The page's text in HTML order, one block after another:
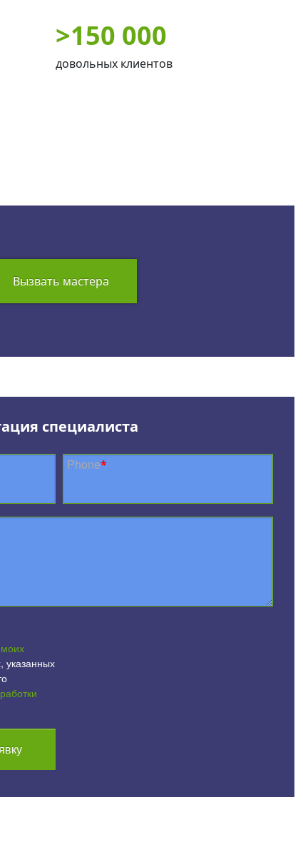
>150 000
довольных клиентов
Вызвать мастера
специалиста
Phone*
указанных